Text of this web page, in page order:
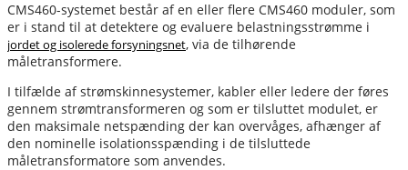
CMS460-systemet består af en eller flere CMS460 moduler, som
er i stand til at detektere og evaluere belastningsstrømme i
jordet og isolerede forsyningsnet, via de tilhørende
måletransformere.
I tilfælde af strømskinnesystemer, kabler eller ledere der føres
gennem strømtransformeren og som er tilsluttet modulet, er
den maksimale netspænding der kan overvåges, afhænger af
den nominelle isolationsspænding i de tilsluttede
måletransformatore som anvendes.